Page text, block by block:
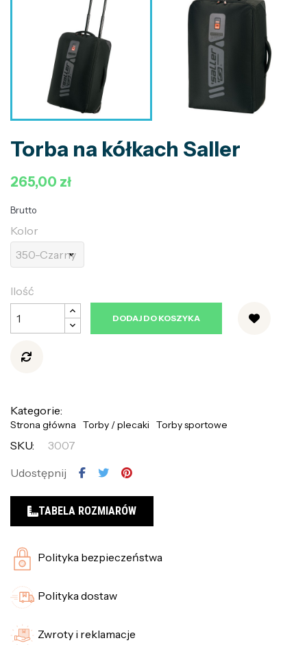
Torba na kółkach Saller
265,00 zł
Brutto
Kolor
Ilość
DODAJ DO KOSZYKA
Kategorie:
Strona główna Torby / plecaki Torby sportowe
SKU:
3007
Udostępnij
TABELA ROZMIARÓW
Polityka bezpieczeństwa
Polityka dostaw
Zwroty i reklamacje